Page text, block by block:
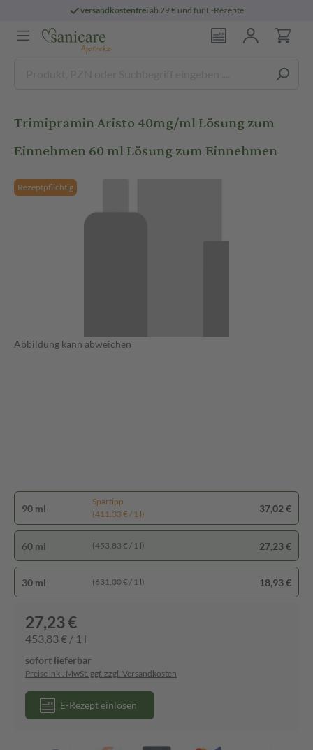
versandkostenfreiab 29 € und für E-Rezepte
Trimipramin Aristo 40mg/ml Lösung zum
Einnehmen 60 ml Lösung zum Einnehmen
Rezeptpflichtig
Abbildung kann abweichen
90 ml
Spartipp
(411,33 € / 1 l)
37,02 €
60 ml (453,83 € / 1 l) 27,23 €
30 ml (631,00 € / 1 l) 18,93 €
27,23 €
453,83 € / 1 l
sofort lieferbar
Preise inkl. MwSt. ggf. zzgl. Versandkosten
E-Rezept einlösen